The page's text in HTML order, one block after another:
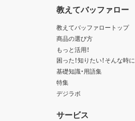
教えてバッファロー
教えてバッファロートップ
商品の選び方
もっと活用！
困った！知りたい！そんな時に
基礎知識・用語集
特集
デジラボ
サービス